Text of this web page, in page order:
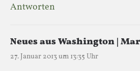
Antworten
Neues aus Washington |
27. Januar 2013 um 13:35 Uhr